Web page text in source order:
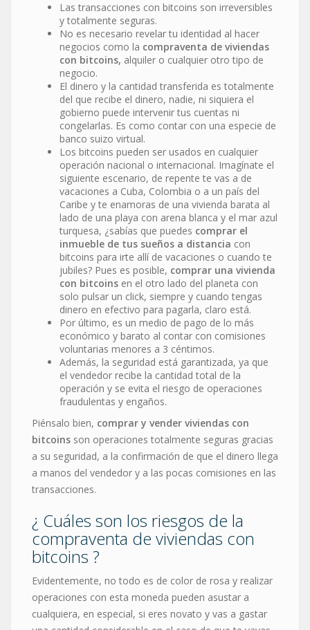
Las transacciones con bitcoins son irreversibles
y totalmente seguras.
No es necesario revelar tu identidad al hacer
negocios como la compraventa de viviendas
con bitcoins, alquiler o cualquier otro tipo de
negocio.
El dinero y la cantidad transferida es totalmente
del que recibe el dinero, nadie, ni siquiera el
gobierno puede intervenir tus cuentas ni
congelarlas. Es como contar con una especie de
banco suizo virtual.
Los bitcoins pueden ser usados en cualquier
operación nacional o internacional. Imagínate el
siguiente escenario, de repente te vas a de
vacaciones a Cuba, Colombia o a un país del
Caribe y te enamoras de una vivienda barata al
lado de una playa con arena blanca y el mar azul
turquesa, ¿sabías que puedes comprar el
inmueble de tus sueños a distancia con
bitcoins para irte allí de vacaciones o cuando te
jubiles? Pues es posible, comprar una vivienda
con bitcoins en el otro lado del planeta con
solo pulsar un click, siempre y cuando tengas
dinero en efectivo para pagarla, claro está.
Por último, es un medio de pago de lo más
económico y barato al contar con comisiones
voluntarias menores a 3 céntimos.
Además, la seguridad está garantizada, ya que
el vendedor recibe la cantidad total de la
operación y se evita el riesgo de operaciones
fraudulentas y engaños.
Piénsalo bien, comprar y vender viviendas con
bitcoins son operaciones totalmente seguras gracias
a su seguridad, a la confirmación de que el dinero llega
a manos del vendedor y a las pocas comisiones en las
transacciones.
¿ Cuáles son los riesgos de la
compraventa de viviendas con
bitcoins ?
Evidentemente, no todo es de color de rosa y realizar
operaciones con esta moneda pueden asustar a
cualquiera, en especial, si eres novato y vas a gastar